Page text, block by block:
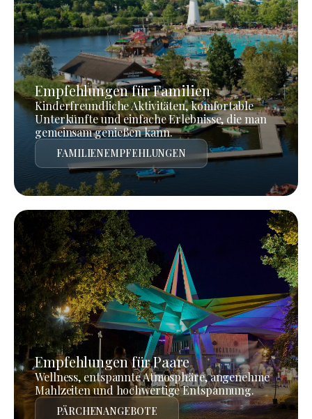
Empfehlungen für Familien
Kinderfreundliche Aktivitäten, komfortable
Unterkünfte und einfache Erlebnisse, die man
gemeinsam genießen kann.
FAMILIENEMPFEHLUNGEN
Empfehlungen für Paare
Wellness, entspannte Atmosphäre, angenehme
Mahlzeiten und hochwertige Entspannung.
PÄRCHENANGEBOTE